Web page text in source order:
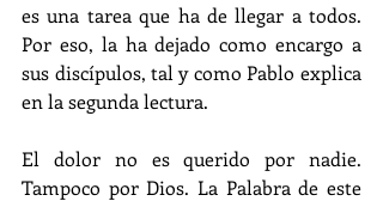
es una tarea que ha de llegar a todos.
Por eso, la ha dejado como encargo a
sus discípulos, tal y como Pablo explica
en la segunda lectura.
El dolor no es querido por nadie.
Tampoco por Dios. La Palabra de este